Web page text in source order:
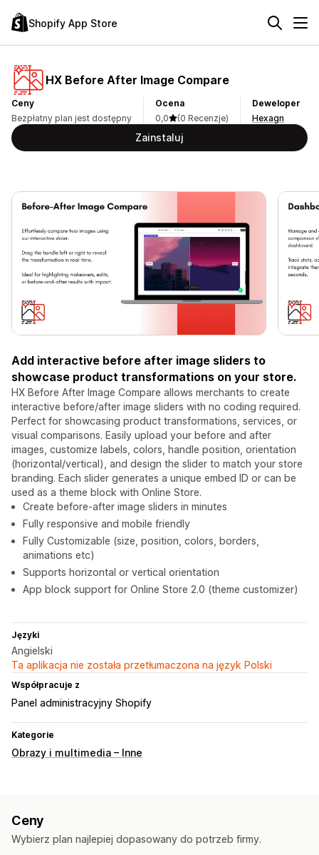
Shopify App Store
HX Before After Image Compare
Ceny
Bezpłatny plan jest dostępny
Ocena
0,0
(0 Recenzje)
Deweloper
Hexagn
Zainstaluj
Add interactive before after image sliders to
showcase product transformations on your store.
HX Before After Image Compare allows merchants to create
interactive before/after image sliders with no coding required.
Perfect for showcasing product transformations, services, or
visual comparisons. Easily upload your before and after
images, customize labels, colors, handle position, orientation
(horizontal/vertical), and design the slider to match your store
branding. Each slider generates a unique embed ID or can be
used as a theme block with Online Store.
Create before-after image sliders in minutes
Fully responsive and mobile friendly
Fully Customizable (size, position, colors, borders,
animations etc)
Supports horizontal or vertical orientation
App block support for Online Store 2.0 (theme customizer)
Języki
Angielski
Ta aplikacja nie została przetłumaczona na język Polski
Współpracuje z
Panel administracyjny Shopify
Kategorie
Obrazy i multimedia – Inne
Ceny
Wybierz plan najlepiej dopasowany do potrzeb firmy.